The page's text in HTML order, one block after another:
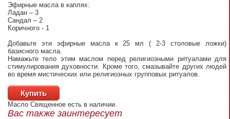
Эфирные масла в каплях:
Ладан – 3
Сандал – 2
Коричного - 1
Добавьте эти эфирные масла к 25 мл ( 2-3 столовые ложки)
базисного масла.
Намажьте тело этим маслом перед религиозными ритуалами для
стимулирования духовности. Кроме того, смазывайте других людей
во время мистических или религиозных групповых ритуалов.
Купить
Масло Священное есть в наличии.
Вас также заинтересует